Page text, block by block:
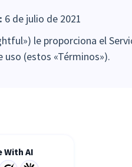
6 de julio de 2021
le proporciona el
(estos «Términos»).
With AI